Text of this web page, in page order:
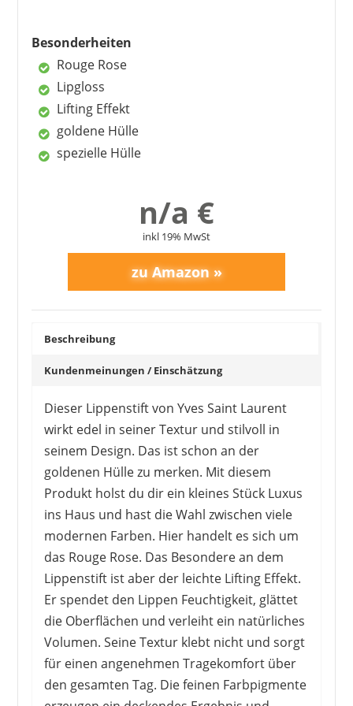
Nachteile
teuer im Preis
sehr schimmernd
Besonderheiten
Rouge Rose
Lipgloss
Lifting Effekt
goldene Hülle
spezielle Hülle
n/a €
inkl 19% MwSt
Beschreibung
Kundenmeinungen / Einschätzung
Dieser Lippenstift von Yves Saint Laurent
wirkt edel in seiner Textur und stilvoll in
seinem Design. Das ist schon an der
goldenen Hülle zu merken. Mit diesem
Produkt holst du dir ein kleines Stück Luxus
ins Haus und hast die Wahl zwischen viele
modernen Farben. Hier handelt es sich um
das Rouge Rose. Das Besondere an dem
Lippenstift ist aber der leichte Lifting Effekt.
Er spendet den Lippen Feuchtigkeit, glättet
die Oberflächen und verleiht ein natürliches
Volumen. Seine Textur klebt nicht und sorgt
für einen angenehmen Tragekomfort über
den gesamten Tag. Die feinen Farbpigmente